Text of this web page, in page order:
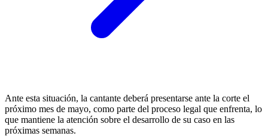
Ante esta situación, la cantante deberá presentarse ante la corte el
próximo mes de mayo, como parte del proceso legal que enfrenta, lo
que mantiene la atención sobre el desarrollo de su caso en las
próximas semanas.